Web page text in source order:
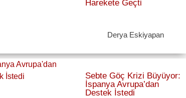
Harekete Geçti
Derya Eskiyapan
Sebte Göç Krizi Büyüyor:
İspanya Avrupa’dan
Destek İstedi